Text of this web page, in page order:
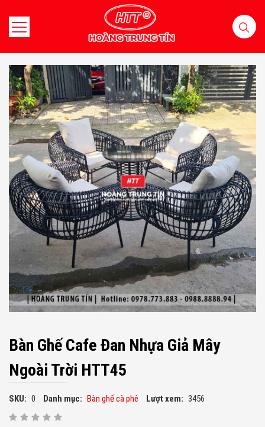
Bàn Ghế Cafe Đan Nhựa Giả Mây
Ngoài Trời HTT45
SKU: 0 Danh mục: Bàn ghế cà phê Lượt xem: 3456